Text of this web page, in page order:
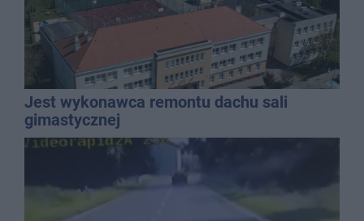
Jest wykonawca remontu dachu sali
gimastycznej